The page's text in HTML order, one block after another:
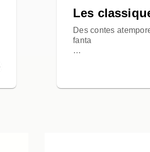
Les
Des contes
fanta
…